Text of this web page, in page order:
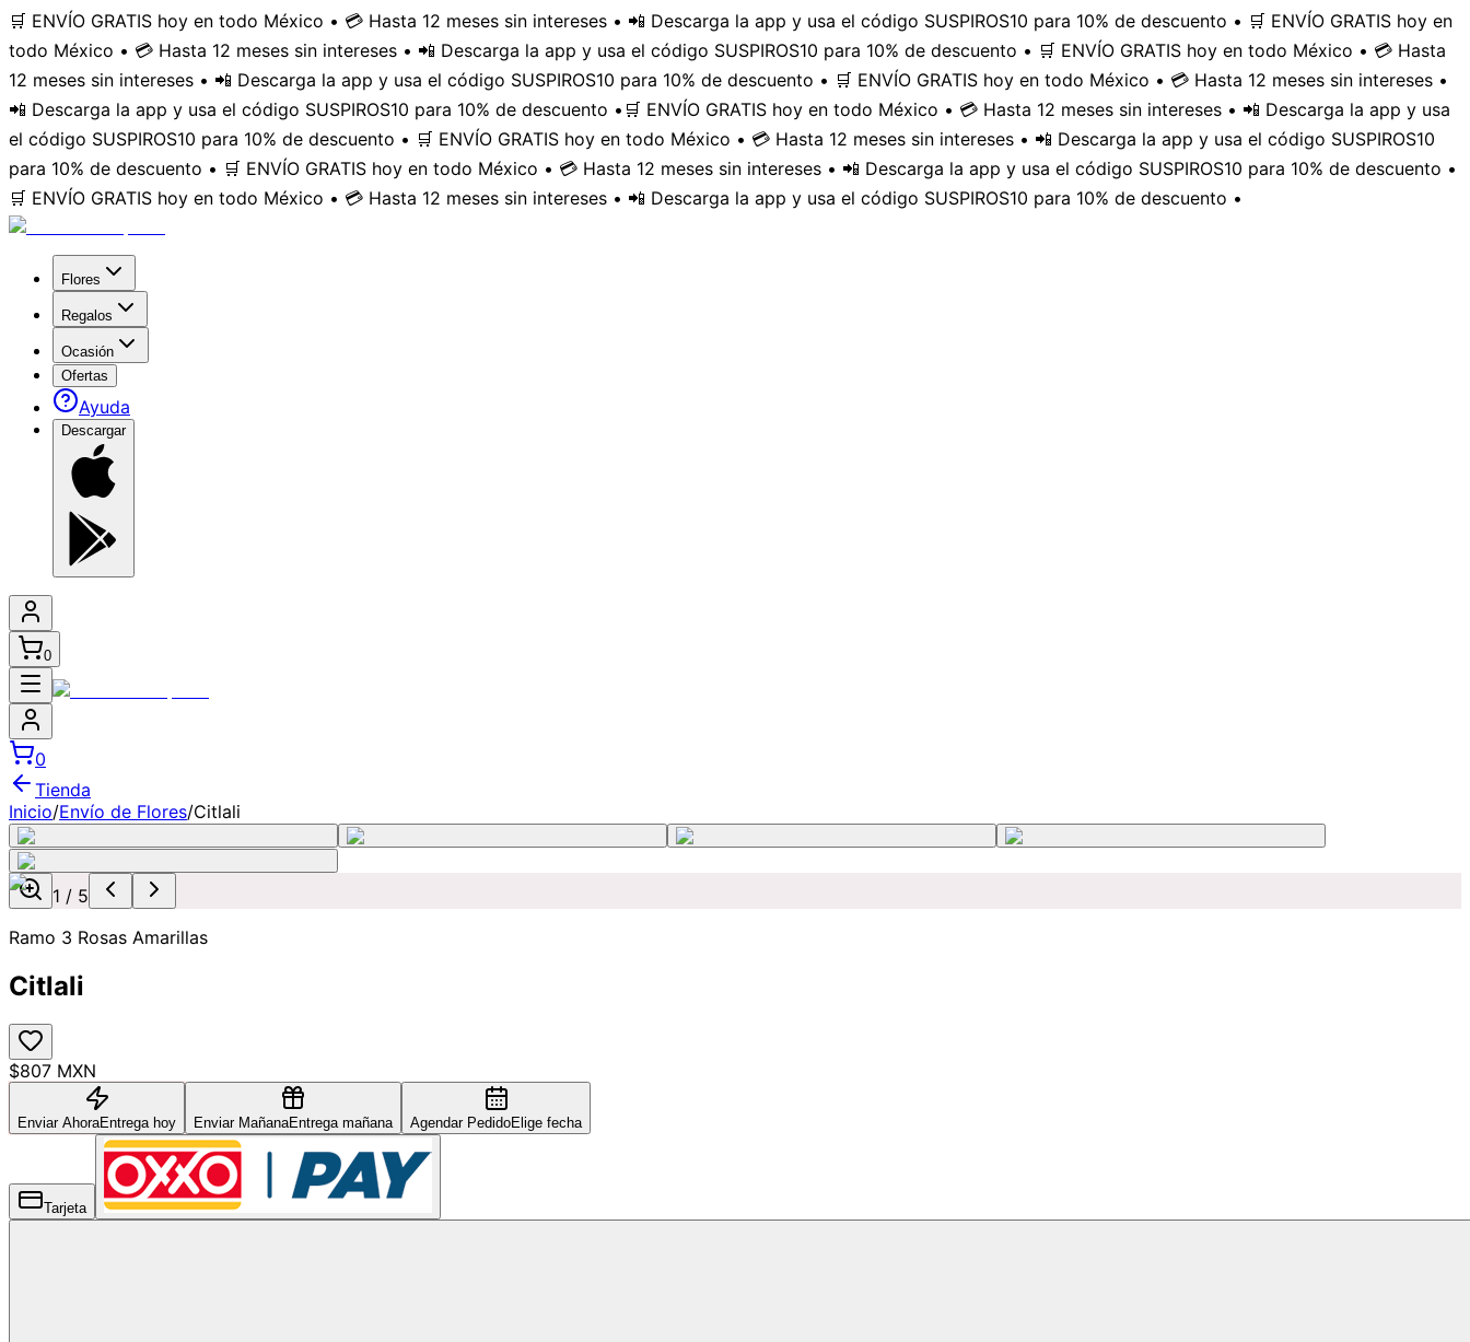
🛒 ENVÍO GRATIS hoy en todo México • 💳 Hasta 12 meses sin intereses • 📲 Descarga la app y usa el código SUSPIROS10 para 10% de descuento • 🛒 ENVÍO GRATIS hoy en
todo México • 💳 Hasta 12 meses sin intereses • 📲 Descarga la app y usa el código SUSPIROS10 para 10% de descuento • 🛒 ENVÍO GRATIS hoy en todo México • 💳 Hasta
12 meses sin intereses • 📲 Descarga la app y usa el código SUSPIROS10 para 10% de descuento • 🛒 ENVÍO GRATIS hoy en todo México • 💳 Hasta 12 meses sin intereses •
📲 Descarga la app y usa el código SUSPIROS10 para 10% de descuento • 🛒 ENVÍO GRATIS hoy en todo México • 💳 Hasta 12 meses sin intereses • 📲 Descarga la app y usa
el código SUSPIROS10 para 10% de descuento • 🛒 ENVÍO GRATIS hoy en todo México • 💳 Hasta 12 meses sin intereses • 📲 Descarga la app y usa el código SUSPIROS10
para 10% de descuento • 🛒 ENVÍO GRATIS hoy en todo México • 💳 Hasta 12 meses sin intereses • 📲 Descarga la app y usa el código SUSPIROS10 para 10% de descuento •
🛒 ENVÍO GRATIS hoy en todo México • 💳 Hasta 12 meses sin intereses • 📲 Descarga la app y usa el código SUSPIROS10 para 10% de descuento •
Flores
Regalos
Ocasión
Ofertas
Ayuda
Descargar
0
0
Tienda
Inicio/Envío de Flores/Citlali
1 / 5
Ramo 3 Rosas Amarillas
Citlali
$807 MXN
Enviar AhoraEntrega hoy Enviar MañanaEntrega mañana Agendar PedidoElige fecha
Tarjeta